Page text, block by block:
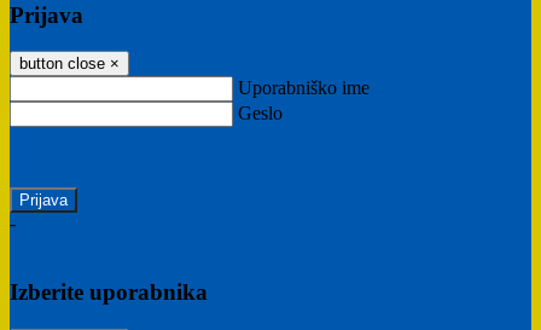
Prijava
button close ×
Uporabniško ime
Geslo
-
Izberite uporabnika